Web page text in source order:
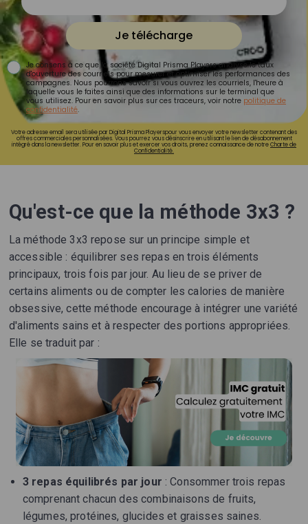
Je télécharge
Je consens à ce que la société Digital Prisma Players analyse le taux
d'ouverture des courriels pour mesurer et optimiser les performances des
campagnes. Nous pourrons savoir si vous ouvrez les courriels, l'heure à
laquelle vous le faites ainsi que des informations sur le terminal que
vous utilisez. Pour en savoir plus sur ces traceurs, voir notre politique de
confidentialité.
Votre adresse email sera utilisée par Digital Prisma Playerspour vous envoyer votre newsletter contenant des
offres commerciales personnalisées. Vous pourrez vous désinscrire en utilisant le lien de désabonnement
intégré dans la newsletter. Pour en savoir plus et exercer vos droits, prenez connaissance de notreCharte de
Confidentialité.
Qu'est-ce que la méthode 3x3 ?
La méthode 3x3 repose sur un principe simple et
accessible : équilibrer ses repas en trois éléments
principaux, trois fois par jour. Au lieu de se priver de
certains aliments ou de compter les calories de manière
obsessive, cette méthode encourage à intégrer une variété
d'aliments sains et à respecter des portions appropriées.
Elle se traduit par :
3 repas équilibrés par jour : Consommer trois repas
comprenant chacun des combinaisons de fruits,
légumes, protéines, glucides et graisses saines.